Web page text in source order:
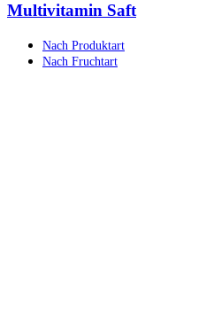
Multivitamin Saft
Nach Produktart
Nach Fruchtart